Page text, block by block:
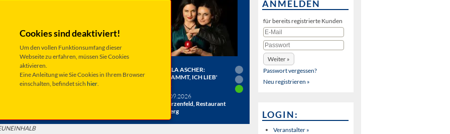
Cookies sind deaktiviert!
Um den vollen Funktionsumfang dieser
Webseite zu erfahren, müssen Sie Cookies
aktivieren.
Eine Anleitung wie Sie Cookies in Ihrem Browser
einschalten, befindet sich hier.
BERGE:
DAS JUBILÄUMSKONZERT
verschiedene Termine
ANGELA ASCHER:
VERDAMMT, ICH LIEB'
Sa 19.09.2026
Schwarzenfeld, Restaurant
Miesberg
ANMELDEN
für bereits registrierte Kunden
Passwort vergessen?
Neu registrieren »
LOGIN:
Veranstalter »